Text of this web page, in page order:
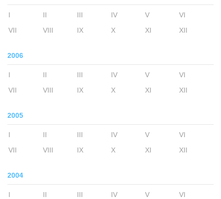
I II III IV V
VI
VII
VIII IX X XI XII
2006
I II III IV V
VI
VII
VIII IX X XI XII
2005
I II III IV V
VI
VII
VIII IX X XI XII
2004
I II III IV V
VI